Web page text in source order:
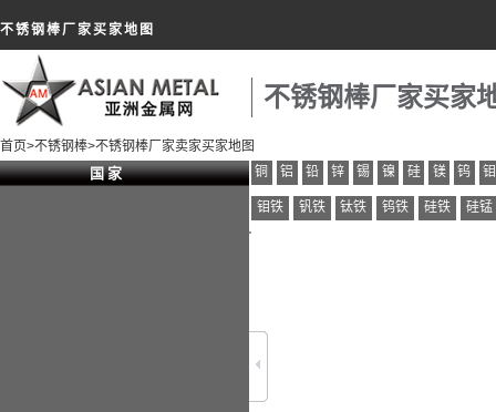
不锈钢棒厂家买家地图
不锈钢棒厂家买家
首页>不锈钢棒>不锈钢棒厂家卖家买家地图
国 家 铜 铝 铅 锌 锡 镍 硅 镁 钨 钼
钼铁 钒铁 钛铁 钨铁 硅铁 硅锰